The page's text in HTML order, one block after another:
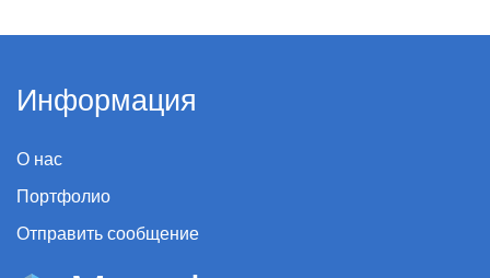
Информация
О нас
Портфолио
Отправить сообщение